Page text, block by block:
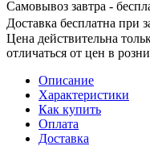
Самовывоз завтра -
Доставка бесплатна при
Цена действительна
отличаться от цен в
Описание
Характеристики
Как купить
Оплата
Доставка